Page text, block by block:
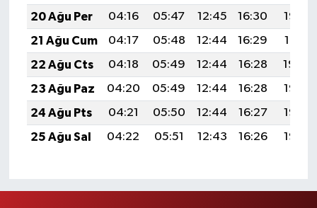
20 Ağu Per
04:16 05:47 12:45 16:30
19:33
21 Ağu Cum
04:17 05:48 12:44 16:29
19:31
22 Ağu Cts
04:18 05:49 12:44 16:28
19:30
23 Ağu Paz
04:20 05:49 12:44 16:28
19:28
24 Ağu Pts
04:21 05:50 12:44 16:27
19:27
25 Ağu Sal
04:22 05:51 12:43 16:26 19:26